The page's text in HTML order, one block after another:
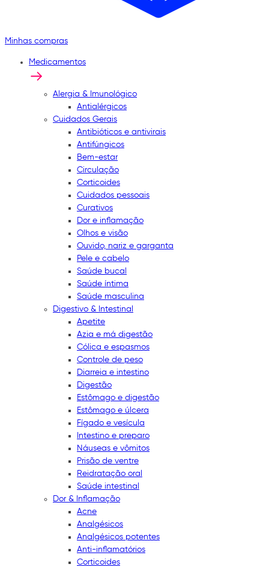
Minhas compras
Medicamentos
Alergia & Imunológico
Antialérgicos
Cuidados Gerais
Antibióticos e antivirais
Antifúngicos
Bem-estar
Circulação
Corticoides
Cuidados pessoais
Curativos
Dor e inflamação
Olhos e visão
Ouvido, nariz e garganta
Pele e cabelo
Saúde bucal
Saúde íntima
Saúde masculina
Digestivo & Intestinal
Apetite
Azia e má digestão
Cólica e espasmos
Controle de peso
Diarreia e intestino
Digestão
Estômago e digestão
Estômago e úlcera
Fígado e vesícula
Intestino e preparo
Náuseas e vômitos
Prisão de ventre
Reidratação oral
Saúde intestinal
Dor & Inflamação
Acne
Analgésicos
Analgésicos potentes
Anti-inflamatórios
Corticoides